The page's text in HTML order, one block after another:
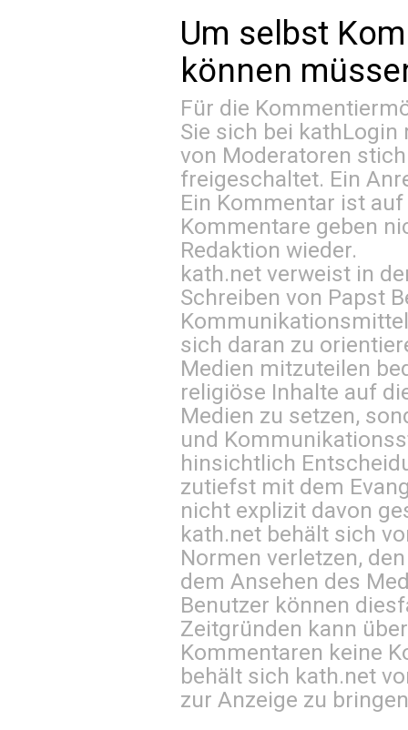
Um selbst
können
Für die
Sie sich bei kathLogin
von Moderatoren
freigeschaltet. Ein
Ein Kommentar ist
Kommentare geben
Redaktion wieder.
kath.net verweist in
Schreiben von Papst
sich daran zu
Medien mitzuteilen
religiöse Inhalte auf
Medien zu setzen,
und
hinsichtlich
zutiefst mit dem
nicht explizit davon
kath.net behält sich
Normen verletzen,
dem Ansehen des
Benutzer können
Zeitgründen kann
Kommentaren keine
behält sich kath.net
zur Anzeige zu